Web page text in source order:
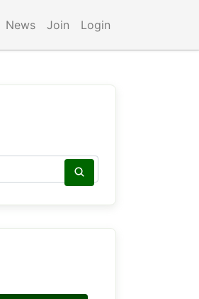
News Join Login